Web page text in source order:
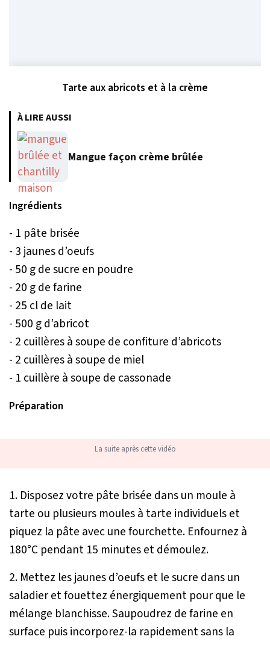
Tarte aux abricots et à la crème
À LIRE AUSSI
Mangue façon crème brûlée
Ingrédients
- 1 pâte brisée
- 3 jaunes d’oeufs
- 50 g de sucre en poudre
- 20 g de farine
- 25 cl de lait
- 500 g d’abricot
- 2 cuillères à soupe de confiture d’abricots
- 2 cuillères à soupe de miel
- 1 cuillère à soupe de cassonade
Préparation
La suite après cette vidéo
1. Disposez votre pâte brisée dans un moule à
tarte ou plusieurs moules à tarte individuels et
piquez la pâte avec une fourchette. Enfournez à
180°C pendant 15 minutes et démoulez.
2. Mettez les jaunes d’oeufs et le sucre dans un
saladier et fouettez énergiquement pour que le
mélange blanchisse. Saupoudrez de farine en
surface puis incorporez-la rapidement sans la